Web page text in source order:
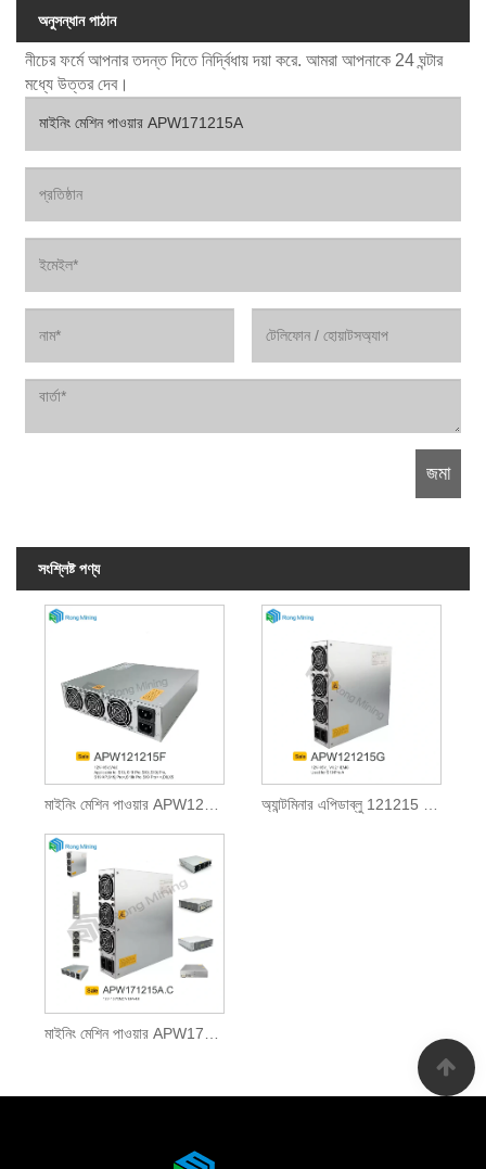
অনুসন্ধান পাঠান
নীচের ফর্মে আপনার তদন্ত দিতে নির্দ্বিধায় দয়া করে. আমরা আপনাকে 24 ঘন্টার
মধ্যে উত্তর দেব।
সংশ্লিষ্ট পণ্য